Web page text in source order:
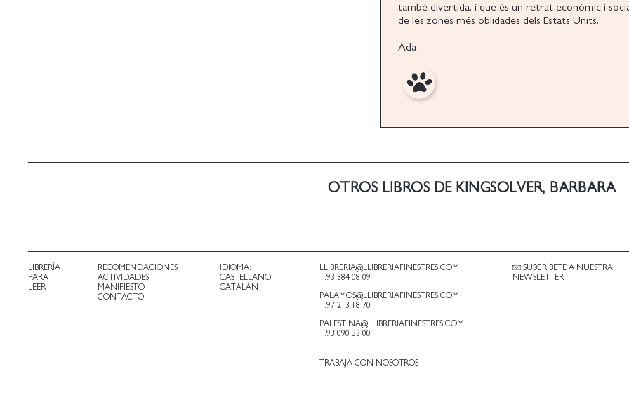
també divertida, i que és un retrat econòmic i
de les zones més oblidades dels Estats Units.
Ada
OTROS LIBROS DE KINGSOLVER, BARBARA
LIBRERÍA
PARA
LEER
RECOMENDACIONES
ACTIVIDADES
MANIFIESTO
CONTACTO
IDIOMA:
CASTELLANO
CATALÁN
LLIBRERIA@LLIBRERIAFINESTRES.COM
T.93 384 08 09
PALAMOS@LLIBRERIAFINESTRES.COM
T.97 213 18 70
PALESTINA@LLIBRERIAFINESTRES.COM
T.93 090 33 00
TRABAJA CON NOSOTROS
SUSCRÍBETE A NUESTRA
NEWSLETTER